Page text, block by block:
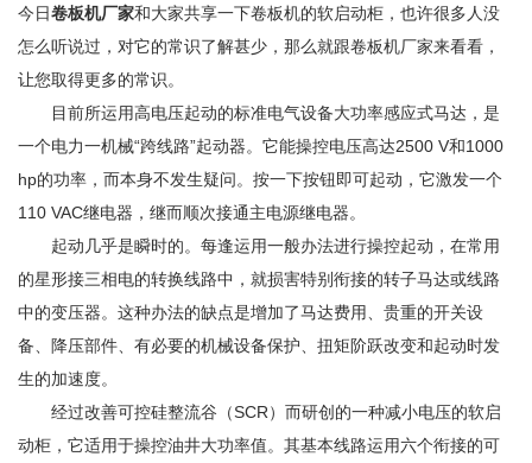
今日卷板机厂家和大家共享一下卷板机的软启动柜，也许很多人没
怎么听说过，对它的常识了解甚少，那么就跟卷板机厂家来看看，
让您取得更多的常识。
目前所运用高电压起动的标准电气设备大功率感应式马达，是
一个电力一机械“跨线路”起动器。它能操控电压高达2500 V和1000
hp的功率，而本身不发生疑问。按一下按钮即可起动，它激发一个
110 VAC继电器，继而顺次接通主电源继电器。
起动几乎是瞬时的。每逢运用一般办法进行操控起动，在常用
的星形接三相电的转换线路中，就损害特别衔接的转子马达或线路
中的变压器。这种办法的缺点是增加了马达费用、贵重的开关设
备、降压部件、有必要的机械设备保护、扭矩阶跃改变和起动时发
生的加速度。
经过改善可控硅整流谷（SCR）而研创的一种减小电压的软启
动柜，它适用于操控油井大功率值。其基本线路运用六个衔接的可